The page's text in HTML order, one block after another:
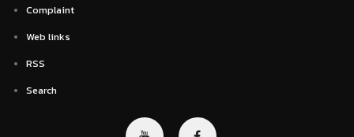
Complaint
Web links
RSS
Search